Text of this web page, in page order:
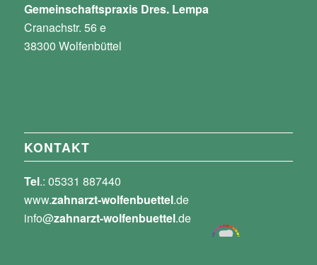
Gemeinschaftspraxis Dres. Lempa
Cranachstr. 56 e
38300 Wolfenbüttel
KONTAKT
Tel.: 05331 887440
www.zahnarzt-wolfenbuettel.de
info@zahnarzt-wolfenbuettel.de